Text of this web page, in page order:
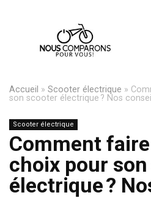
Accueil » Scooter électrique »
son scooter électrique ? Nos
Scooter électrique
Comment
choix pour
électrique ?